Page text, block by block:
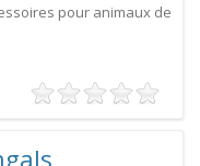
pour animaux de